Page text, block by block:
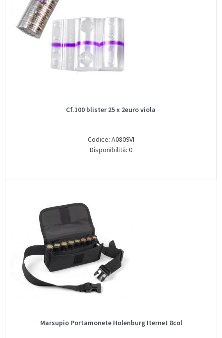
Cf.100 blister 25 x 2euro viola
Codice: A0809VI
Disponibilità: 0
Marsupio Portamonete Holenburg Iternet 8col